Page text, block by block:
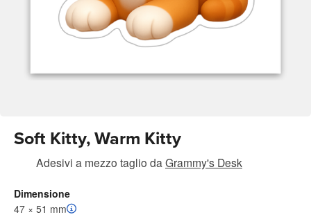
Soft Kitty, Warm Kitty
Adesivi a mezzo taglio da Grammy's Desk
Dimensione
47 × 51 mm